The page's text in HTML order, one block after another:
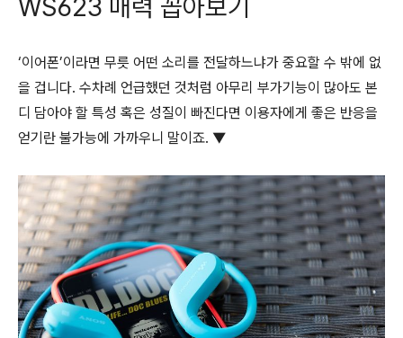
WS623 매력 꼽아보기
‘이어폰’이라면 무릇 어떤 소리를 전달하느냐가 중요할 수 밖에 없
을 겁니다. 수차례 언급했던 것처럼 아무리 부가기능이 많아도 본
디 담아야 할 특성 혹은 성질이 빠진다면 이용자에게 좋은 반응을
얻기란 불가능에 가까우니 말이죠. ▼